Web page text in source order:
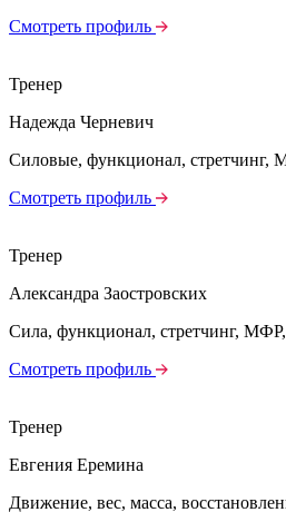
Смотреть профиль
Тренер
Надежда Черневич
Силовые, функционал, стретчинг,
Смотреть профиль
Тренер
Александра Заостровских
Сила, функционал, стретчинг,
Смотреть профиль
Тренер
Евгения Еремина
Движение, вес, масса,